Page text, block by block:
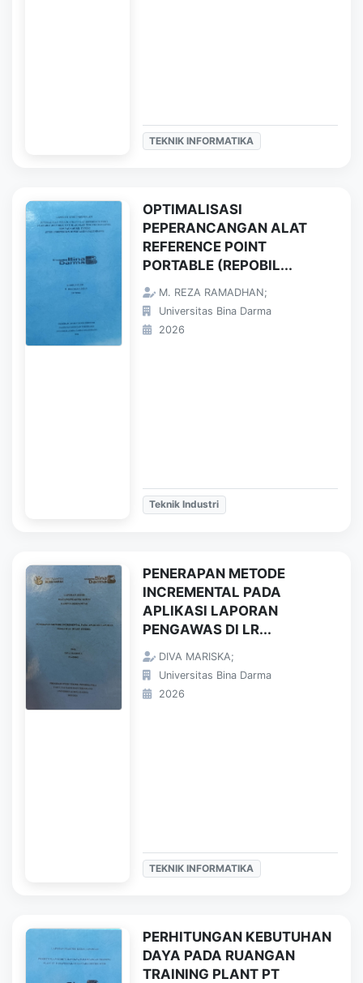
TEKNIK INFORMATIKA
OPTIMALISASI
PEPERANCANGAN ALAT
REFERENCE POINT
PORTABLE (REPOBIL...
M. REZA RAMADHAN;
Universitas Bina Darma
2026
Teknik Industri
PENERAPAN METODE
INCREMENTAL PADA
APLIKASI LAPORAN
PENGAWAS DI LR...
DIVA MARISKA;
Universitas Bina Darma
2026
TEKNIK INFORMATIKA
PERHITUNGAN KEBUTUHAN
DAYA PADA RUANGAN
TRAINING PLANT PT